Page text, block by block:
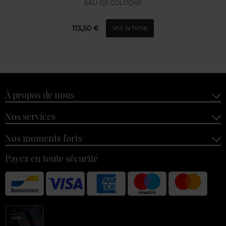
EAU DE COLOGNE
113,50 € Voir la fiche
À propos de nous
Nos services
Nos moments forts
Payez en toute sécurité